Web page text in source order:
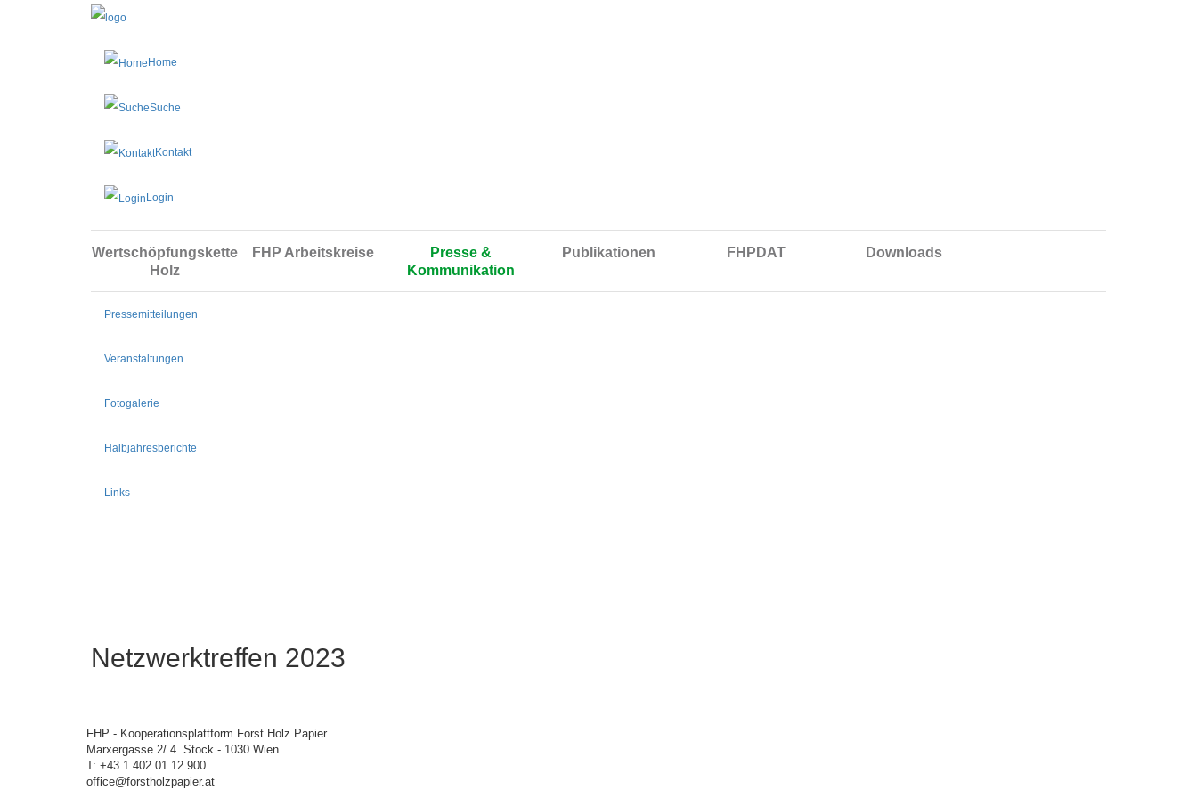
Home
Suche
Kontakt
Login
Wertschöpfungskette
Holz
FHP Arbeitskreise
Presse &
Kommunikation
Publikationen FHPDAT Downloads
Pressemitteilungen
Veranstaltungen
Fotogalerie
Halbjahresberichte
Links
Netzwerktreffen 2023
FHP - Kooperationsplattform Forst Holz Papier
Marxergasse 2/ 4. Stock - 1030 Wien
T: +43 1 402 01 12 900
office@forstholzpapier.at